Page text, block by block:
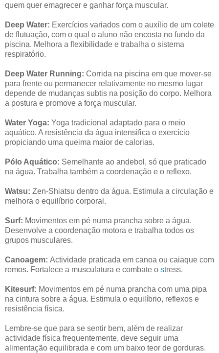
quem quer emagrecer e ganhar força muscular.
Deep Water: Exercícios variados com o auxílio de um colete
de flutuação, com o qual o aluno não encosta no fundo da
piscina. Melhora a flexibilidade e trabalha o sistema
respiratório.
Deep Water Running: Corrida na piscina em que mover-se
para frente ou permanecer relativamente no mesmo lugar
depende de mudanças subtis na posição do corpo. Melhora
a postura e promove a força muscular.
Water Yoga: Yoga tradicional adaptado para o meio
aquático. A resistência da água intensifica o exercício
propiciando uma queima maior de calorias.
Pólo Aquático: Semelhante ao andebol, só que praticado
na água. Trabalha também a coordenação e o reflexo.
Watsu: Zen-Shiatsu dentro da água. Estimula a circulação e
melhora o equilíbrio corporal.
Surf: Movimentos em pé numa prancha sobre a água.
Desenvolve a coordenação motora e trabalha todos os
grupos musculares.
Canoagem: Actividade praticada em canoa ou caiaque com
remos. Fortalece a musculatura e combate o stress.
Kitesurf: Movimentos em pé numa prancha com uma pipa
na cintura sobre a água. Estimula o equilíbrio, reflexos e
resistência física.
Lembre-se que para se sentir bem, além de realizar
actividade física frequentemente, deve seguir uma
alimentação equilibrada e com um baixo teor de gorduras.